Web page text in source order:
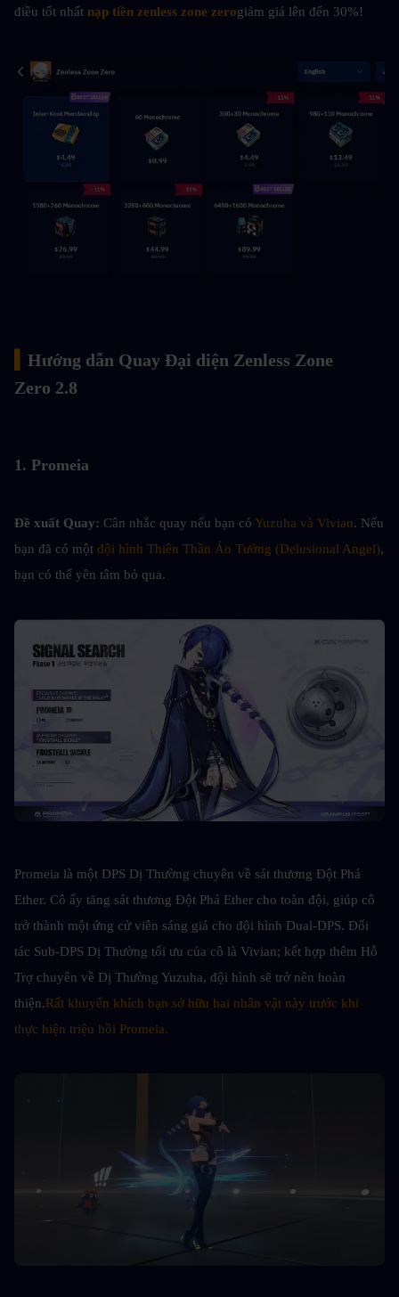
điều tốt nhất nạp tiền zenless zone zerogiảm giá lên đến 30%!
Hướng dẫn Quay Đại diện Zenless Zone
Zero 2.8
1. Promeia
Đề xuất Quay: Cân nhắc quay nếu bạn có Yuzuha và Vivian. Nếu
bạn đã có một đội hình Thiên Thần Ảo Tưởng (Delusional Angel),
bạn có thể yên tâm bỏ qua.
Promeia là một DPS Dị Thường chuyên về sát thương Đột Phá
Ether. Cô ấy tăng sát thương Đột Phá Ether cho toàn đội, giúp cô
trở thành một ứng cử viên sáng giá cho đội hình Dual-DPS. Đối
tác Sub-DPS Dị Thường tối ưu của cô là Vivian; kết hợp thêm Hỗ
Trợ chuyên về Dị Thường Yuzuha, đội hình sẽ trở nên hoàn
thiện.Rất khuyến khích bạn sở hữu hai nhân vật này trước khi
thực hiện triệu hồi Promeia.